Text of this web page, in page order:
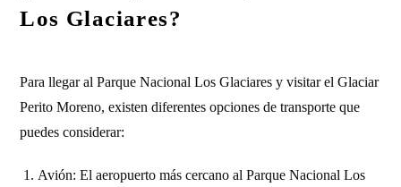
Los Glaciares?
Para llegar al Parque Nacional Los Glaciares y visitar el Glaciar
Perito Moreno, existen diferentes opciones de transporte que
puedes considerar:
Avión: El aeropuerto más cercano al Parque Nacional Los